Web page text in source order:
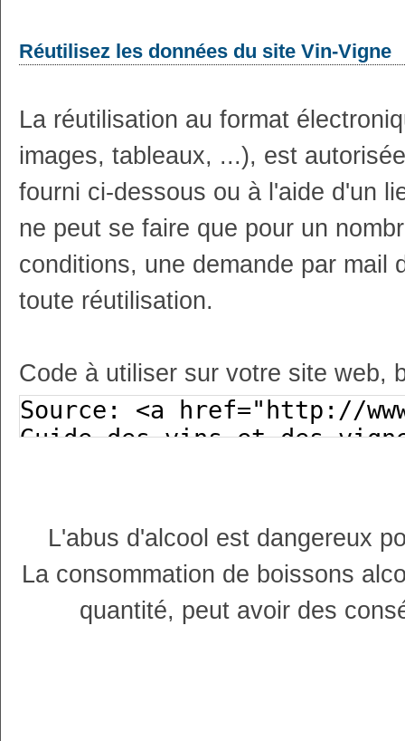
Réutilisez les données du site Vin-Vigne
La réutilisation au format
images, tableaux, ...), est
fourni ci-dessous ou à l'aide d'un
ne peut se faire que pour un
conditions, une demande par mail
toute réutilisation.
Code à utiliser sur votre site web,
L'abus d'alcool est dangereux
La consommation de boissons
quantité, peut avoir des